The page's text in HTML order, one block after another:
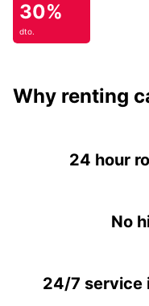
30%
dto.
Why renting
24 hour
No
24/7 service